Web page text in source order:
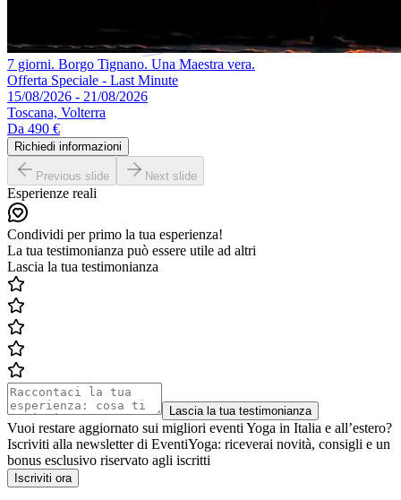
7 giorni. Borgo Tignano. Una Maestra vera.
Offerta Speciale - Last Minute
15/08/2026 - 21/08/2026
Toscana, Volterra
Da 490 €
Richiedi informazioni
Previous slide Next slide
Esperienze reali
Condividi per primo la tua esperienza!
La tua testimonianza può essere utile ad altri
Lascia la tua testimonianza
Lascia la tua testimonianza
Vuoi restare aggiornato sui migliori eventi Yoga in Italia e all’estero?
Iscriviti alla newsletter di EventiYoga: riceverai novità, consigli e un
bonus esclusivo riservato agli iscritti
Iscriviti ora